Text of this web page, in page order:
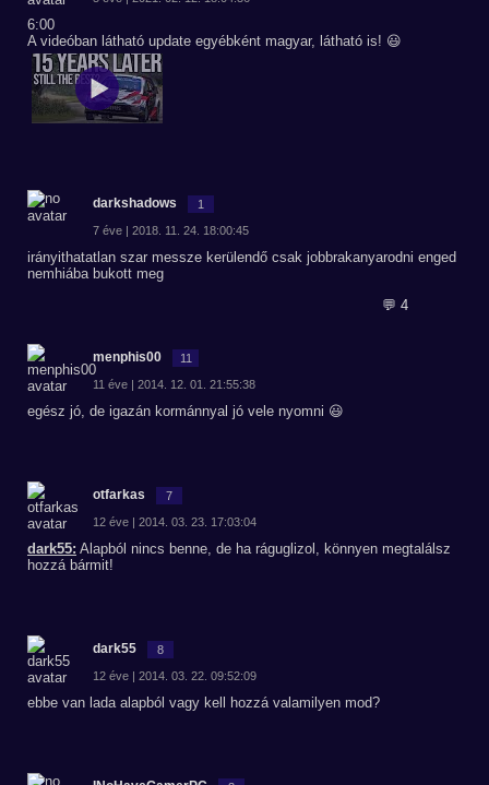
6:00
A videóban látható update egyébként magyar, látható is! 😃
darkshadows 1
7 éve | 2018. 11. 24. 18:00:45
irányithatatlan szar messze kerülendő csak jobbrakanyarodni enged
nemhiába bukott meg
💬 4
menphis00 11
11 éve | 2014. 12. 01. 21:55:38
egész jó, de igazán kormánnyal jó vele nyomni 😃
otfarkas 7
12 éve | 2014. 03. 23. 17:03:04
dark55: Alapból nincs benne, de ha ráguglizol, könnyen megtalálsz
hozzá bármit!
dark55 8
12 éve | 2014. 03. 22. 09:52:09
ebbe van lada alapból vagy kell hozzá valamilyen mod?